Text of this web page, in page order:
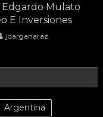
Edgardo Mulato
E Inversiones
jdarganaraz
Argentina